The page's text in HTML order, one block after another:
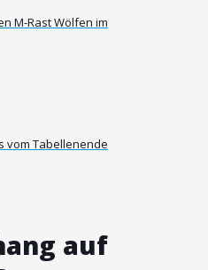
M-Rast Wölfen im
vom Tabellenende
auf